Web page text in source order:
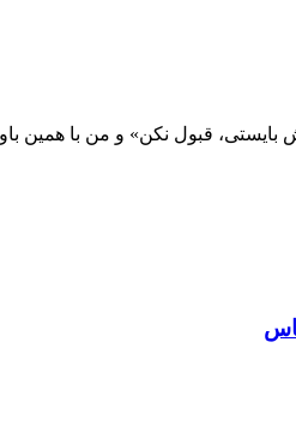
با همین باور، ۱۵ سال است که در کنار طبیعت